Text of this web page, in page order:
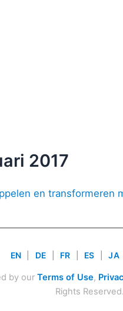
2017
en transformeren
EN DE FR ES JA
by our Terms of Use,
Rights